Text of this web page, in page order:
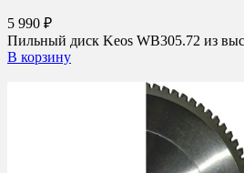
5 990 ₽
Пильный диск Keos WB305.72 из
В корзину